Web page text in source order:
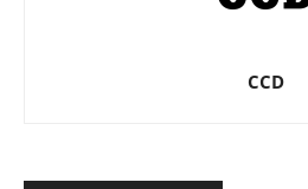
CCD